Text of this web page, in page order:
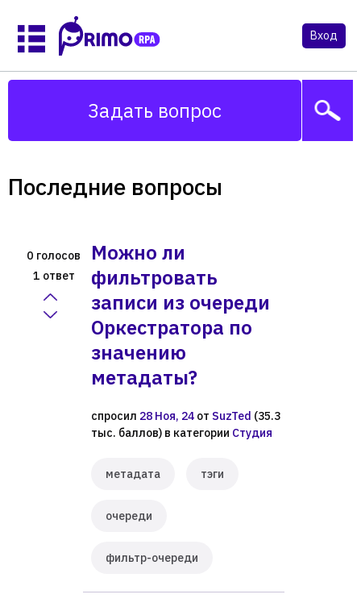
Вход
Задать вопрос
Последние вопросы
0 голосов
1 ответ
Можно ли
фильтровать
записи из очереди
Оркестратора по
значению
метадаты?
спросил 28 Ноя, 24 от SuzTed (35.3
тыс. баллов) в категории Студия
метадата тэги
очереди
фильтр-очереди